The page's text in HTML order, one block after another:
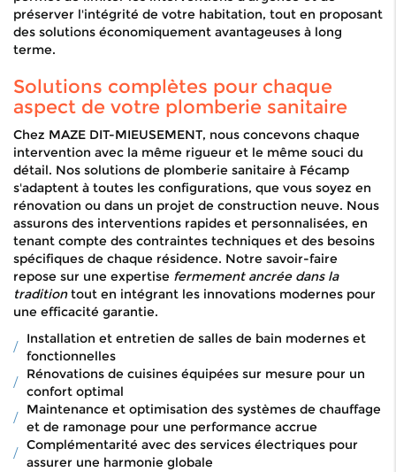
préserver l'intégrité de votre habitation, tout en proposant
des solutions économiquement avantageuses à long
terme.
Solutions complètes pour chaque
aspect de votre plomberie sanitaire
Chez MAZE DIT-MIEUSEMENT, nous concevons chaque
intervention avec la même rigueur et le même souci du
détail. Nos solutions de plomberie sanitaire à Fécamp
s'adaptent à toutes les configurations, que vous soyez en
rénovation ou dans un projet de construction neuve. Nous
assurons des interventions rapides et personnalisées, en
tenant compte des contraintes techniques et des besoins
spécifiques de chaque résidence. Notre savoir-faire
repose sur une expertise fermement ancrée dans la
traditiontout en intégrant les innovations modernes pour
une efficacité garantie.
Installation et entretien de salles de bain modernes et
fonctionnelles
Rénovations de cuisines équipées sur mesure pour un
confort optimal
Maintenance et optimisation des systèmes de chauffage
et de ramonage pour une performance accrue
Complémentarité avec des services électriques pour
assurer une harmonie globale